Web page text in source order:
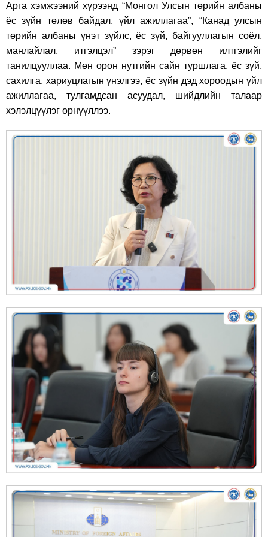
Арга хэмжээний хүрээнд “Монгол Улсын төрийн албаны
ёс зүйн төлөв байдал, үйл ажиллагаа”, “Канад улсын
төрийн албаны үнэт зүйлс, ёс зүй, байгууллагын соёл,
манлайлал, итгэлцэл” зэрэг дөрвөн илтгэлийг
танилцууллаа. Мөн орон нутгийн сайн туршлага, ёс зүй,
сахилга, хариуцлагын үнэлгээ, ёс зүйн дэд хороодын үйл
ажиллагаа, тулгамдсан асуудал, шийдлийн талаар
хэлэлцүүлэг өрнүүллээ.